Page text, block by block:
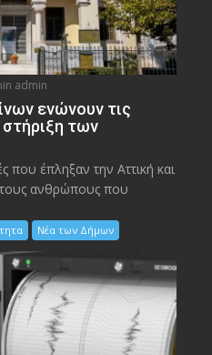
admin
ενώνουν τις
στήριξη των
που έπληξαν την Αττική και
ανθρώπους που
Νέα των Δήμων